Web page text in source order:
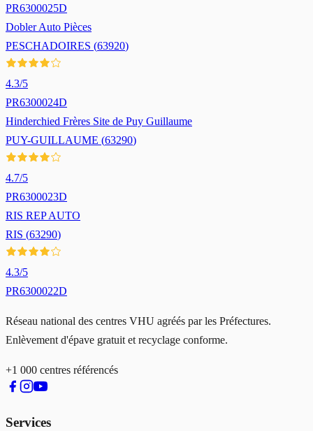
PR6300025D
Dobler Auto Pièces
PESCHADOIRES (63920)
4.3/5
PR6300024D
Hinderchied Frères Site de Puy Guillaume
PUY-GUILLAUME (63290)
4.7/5
PR6300023D
RIS REP AUTO
RIS (63290)
4.3/5
PR6300022D
Réseau national des centres VHU agréés par les Préfectures.
Enlèvement d'épave gratuit et recyclage conforme.
+1 000 centres référencés
Services